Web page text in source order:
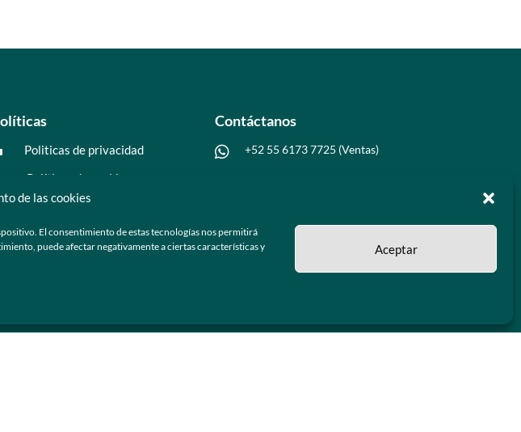
de las cookies
El consentimiento de estas tecnologías nos permitirá
puede afectar negativamente a ciertas características y
Aceptar
Politicas de privacidad
Políticas de cookies
frecuentes
Contáctanos
 +52 55 6173 7725 (Ventas)